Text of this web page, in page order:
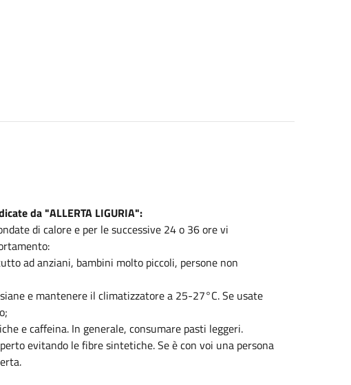
da "ALLERTA LIGURIA":
di calore e per le successive 24 o 36 ore vi
ad anziani, bambini molto piccoli, persone non
e mantenere il climatizzatore a 25-27°C. Se usate
e caffeina. In generale, consumare pasti leggeri.
evitando le fibre sintetiche. Se è con voi una persona